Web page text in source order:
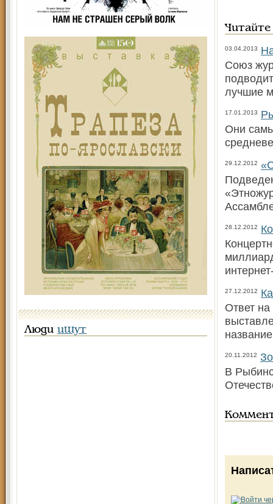
Люди ищут
03.04.2013
Союз
лучшие
17.01.2013
Они
29.12.2012
28.12.2012
27.12.2012
Ответ
20.11.2012
В